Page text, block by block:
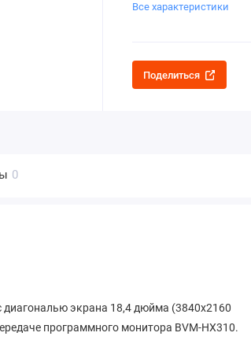
Все характеристики
Поделиться
0
диагональю экрана 18,4 дюйма (3840x2160
программного монитора BVM-HX310.